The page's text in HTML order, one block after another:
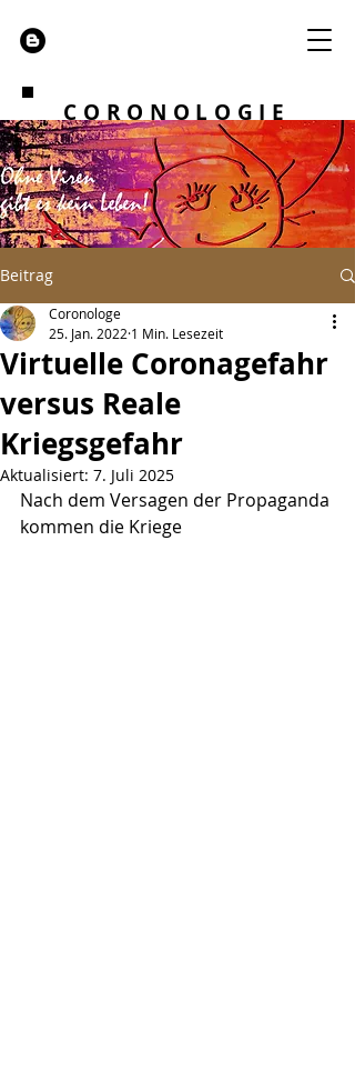
CORONOLOGIE
Beitrag
Virtuelle Coronagefahr
versus Reale
Kriegsgefahr
Coronologe
25. Jan. 2022 1 Min. Lesezeit
Aktualisiert: 7. Juli 2025
Nach dem Versagen der Propaganda
kommen die Kriege